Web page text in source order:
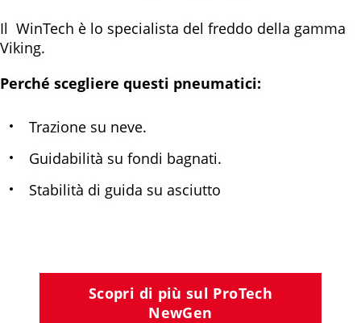
Il WinTech è lo specialista del freddo della gamma
Viking.
Perché scegliere questi pneumatici:
Trazione su neve.
Guidabilità su fondi bagnati.
Stabilità di guida su asciutto
Scopri di più sul ProTech
NewGen